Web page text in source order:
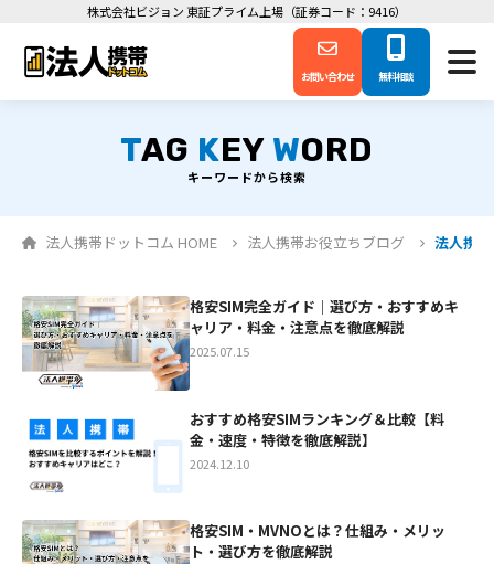
株式会社ビジョン 東証プライム上場（証券コード：9416）
お問い合わせ 無料相談
TAG KEY WORD
キーワードから検索
法人携帯ドットコム HOME 法人携帯お役立ちブログ 法人携
格安SIM完全ガイド｜選び方・おすすめキ
ャリア・料金・注意点を徹底解説
2025.07.15
おすすめ格安SIMランキング＆比較【料
金・速度・特徴を徹底解説】
2024.12.10
格安SIM・MVNOとは？仕組み・メリッ
ト・選び方を徹底解説